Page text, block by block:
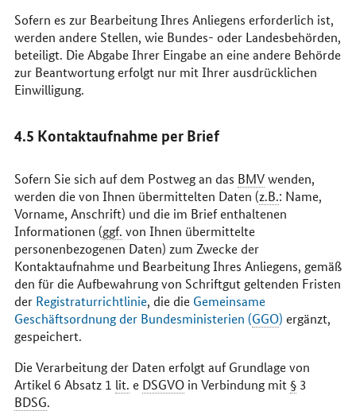
Sofern es zur Bearbeitung Ihres Anliegens erforderlich ist,
werden andere Stellen, wie Bundes- oder Landesbehörden,
beteiligt. Die Abgabe Ihrer Eingabe an eine andere Behörde
zur Beantwortung erfolgt nur mit Ihrer ausdrücklichen
Einwilligung.
4.5 Kontaktaufnahme per Brief
Sofern Sie sich auf dem Postweg an das BMVwenden,
werden die von Ihnen übermittelten Daten (z.B.: Name,
Vorname, Anschrift) und die im Brief enthaltenen
Informationen (ggf. von Ihnen übermittelte
personenbezogenen Daten) zum Zwecke der
Kontaktaufnahme und Bearbeitung Ihres Anliegens, gemäß
den für die Aufbewahrung von Schriftgut geltenden Fristen
der Registraturrichtlinie, die die Gemeinsame
Geschäftsordnung der Bundesministerien (GGO) ergänzt,
gespeichert.
Die Verarbeitung der Daten erfolgt auf Grundlage von
Artikel 6 Absatz 1 lit. e DSGVOin Verbindung mit§3
BDSG.